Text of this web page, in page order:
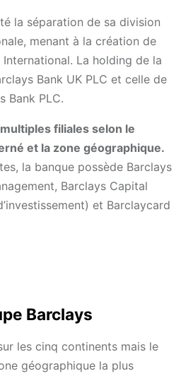
la séparation de sa division
menant à la création de
La holding de la
Bank UK PLC et celle de
Bank PLC.
filiales selon le
et la zone géographique.
la banque possède Barclays
Barclays Capital
et Barclaycard
Barclays
les cinq continents mais le
géographique la plus